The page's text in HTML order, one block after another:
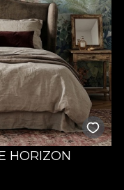
HORIZON